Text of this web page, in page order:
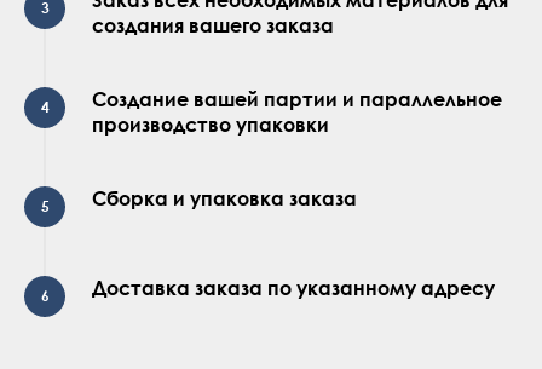
создания вашего заказа
Создание вашей партии и параллельное
производство упаковки
Сборка и упаковка заказа
Доставка заказа по указанному адресу